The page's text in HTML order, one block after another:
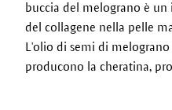
buccia del melograno è
del collagene nella pelle
L'olio di semi di
producono la cheratina,